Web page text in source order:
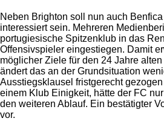
Neben Brighton soll nun auch
interessiert sein. Mehreren
portugiesische Spitzenklub in das
Offensivspieler eingestiegen. Damit
möglicher Ziele für den 24 Jahre
ändert das an der Grundsituation
Ausstiegsklausel fristgerecht
einem Klub Einigkeit, hätte der FC
den weiteren Ablauf. Ein bestätigter
vor.